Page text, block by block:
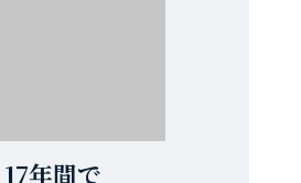
17年間で